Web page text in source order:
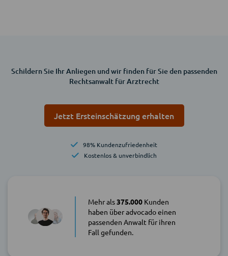
Schildern Sie Ihr Anliegen und wir finden für Sie den passenden
Rechtsanwalt für Arztrecht
Jetzt Ersteinschätzung erhalten
98% Kundenzufriedenheit
Kostenlos & unverbindlich
Mehr als375.000Kunden
haben über advocado einen
passenden Anwalt für ihren
Fall gefunden.